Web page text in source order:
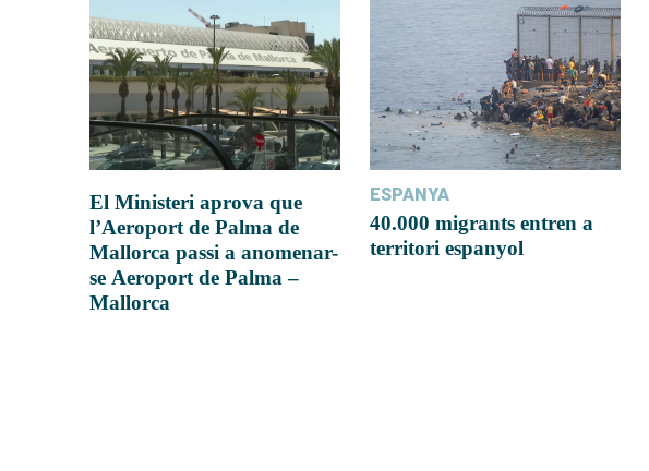
El Ministeri aprova que
l’Aeroport de Palma de
Mallorca passi a anomenar-
se Aeroport de Palma –
Mallorca
ESPANYA
40.000 migrants entren a
territori espanyol